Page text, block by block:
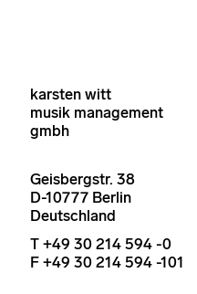
karsten witt
musik management
gmbh
Geisbergstr. 38
D-10777 Berlin
Deutschland
T +49 30 214 594 -0
F +49 30 214 594 -101